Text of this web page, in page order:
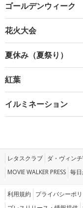
ゴールデンウィーク
花火大会
夏休み（夏祭り）
紅葉
イルミネーション
レタスクラブ ダ・ヴィン
MOVIE WALKER PRESS 毎
利用規約 プライバシーポ